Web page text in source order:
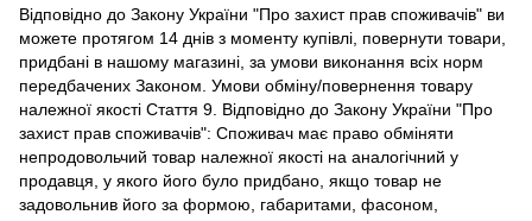
Відповідно до Закону України "Про захист прав споживачів" ви
можете протягом 14 днів з моменту купівлі, повернути товари,
придбані в нашому магазині, за умови виконання всіх норм
передбачених Законом. Умови обміну/повернення товару
належної якості Стаття 9. Відповідно до Закону України "Про
захист прав споживачів": Споживач має право обміняти
непродовольчий товар належної якості на аналогічний у
продавця, у якого його було придбано, якщо товар не
задовольнив його за формою, габаритами, фасоном,